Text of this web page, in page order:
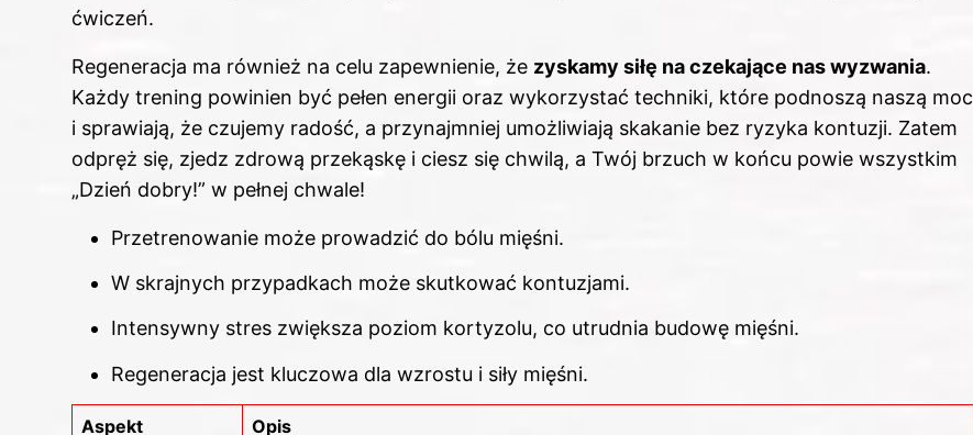
ćwiczeń.
Regeneracja ma również na celu zapewnienie, że zyskamy siłę na czekające nas wyzwania.
Każdy trening powinien być pełen energii oraz wykorzystać techniki, które podnoszą naszą moc
i sprawiają, że czujemy radość, a przynajmniej umożliwiają skakanie bez ryzyka kontuzji. Zatem
odpręż się, zjedz zdrową przekąskę i ciesz się chwilą, a Twój brzuch w końcu powie wszystkim
„Dzień dobry!” w pełnej chwale!
Przetrenowanie może prowadzić do bólu mięśni.
W skrajnych przypadkach może skutkować kontuzjami.
Intensywny stres zwiększa poziom kortyzolu, co utrudnia budowę mięśni.
Regeneracja jest kluczowa dla wzrostu i siły mięśni.
Aspekt Opis